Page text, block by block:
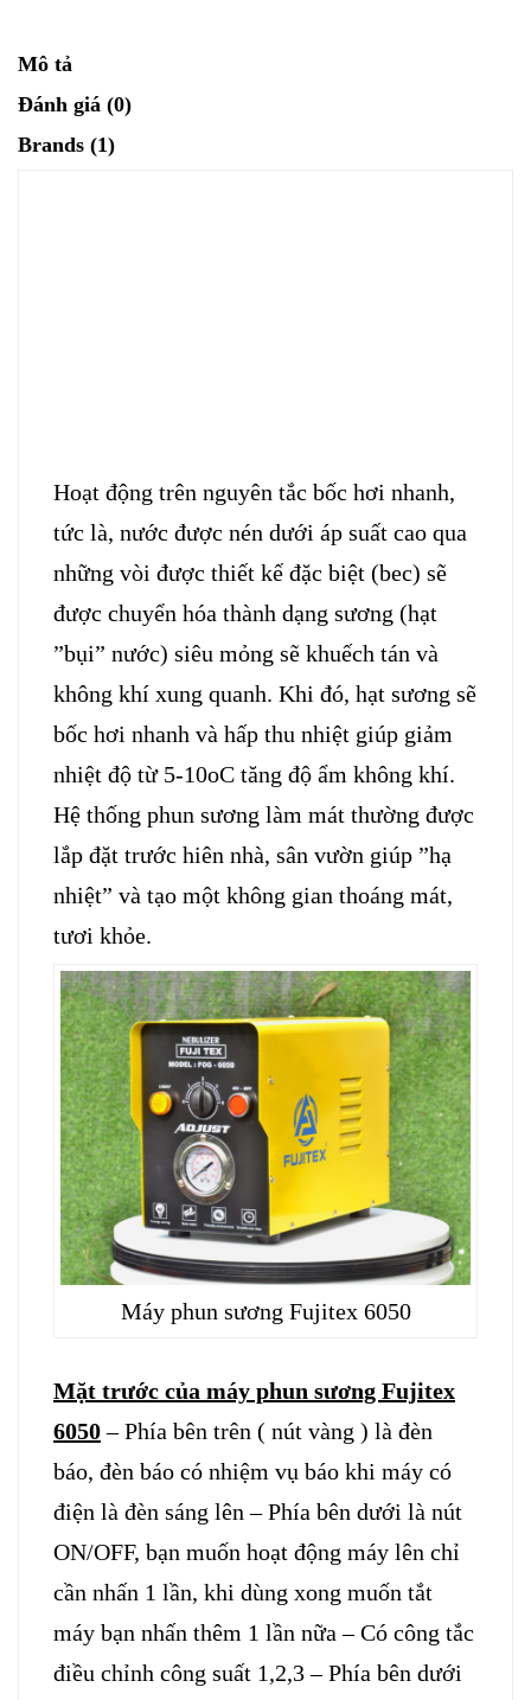
Mô tả
Đánh giá (0)
Brands (1)
Hoạt động trên nguyên tắc bốc hơi nhanh,
tức là, nước được nén dưới áp suất cao qua
những vòi được thiết kế đặc biệt (bec) sẽ
được chuyển hóa thành dạng sương (hạt
”bụi” nước) siêu mỏng sẽ khuếch tán và
không khí xung quanh. Khi đó, hạt sương sẽ
bốc hơi nhanh và hấp thu nhiệt giúp giảm
nhiệt độ từ 5-10oC tăng độ ẩm không khí.
Hệ thống phun sương làm mát thường được
lắp đặt trước hiên nhà, sân vườn giúp ”hạ
nhiệt” và tạo một không gian thoáng mát,
tươi khỏe.
Máy phun sương Fujitex 6050
Mặt trước của máy phun sương Fujitex
6050– Phía bên trên ( nút vàng ) là đèn
báo, đèn báo có nhiệm vụ báo khi máy có
điện là đèn sáng lên – Phía bên dưới là nút
ON/OFF, bạn muốn hoạt động máy lên chỉ
cần nhấn 1 lần, khi dùng xong muốn tắt
máy bạn nhấn thêm 1 lần nữa – Có công tắc
điều chỉnh công suất 1,2,3 – Phía bên dưới